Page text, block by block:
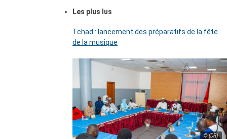
Les plus lus
Tchad : lancement des préparatifs de la fête
de la musique
© (DR)